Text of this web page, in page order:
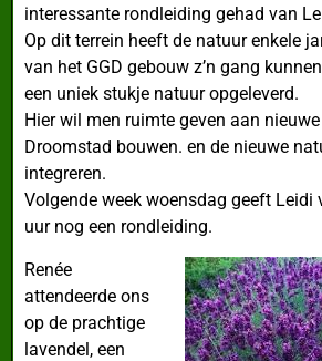
interessante rondleiding gehad van
Op dit terrein heeft de natuur enkele
van het GGD gebouw z’n gang
een uniek stukje natuur opgeleverd.
Hier wil men ruimte geven aan
Droomstad bouwen. en de nieuwe
integreren.
Volgende week woensdag geeft Leidi
uur nog een rondleiding.
Renée
attendeerde ons
op de prachtige
lavendel, een